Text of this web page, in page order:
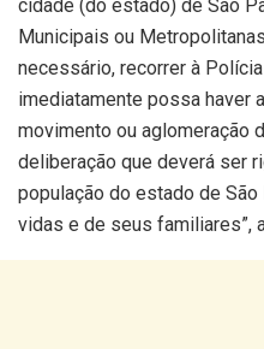
cidade (do estado) de São
Municipais ou
necessário, recorrer à
imediatamente possa haver
movimento ou aglomeração
deliberação que deverá ser
população do estado de
vidas e de seus familiares”,